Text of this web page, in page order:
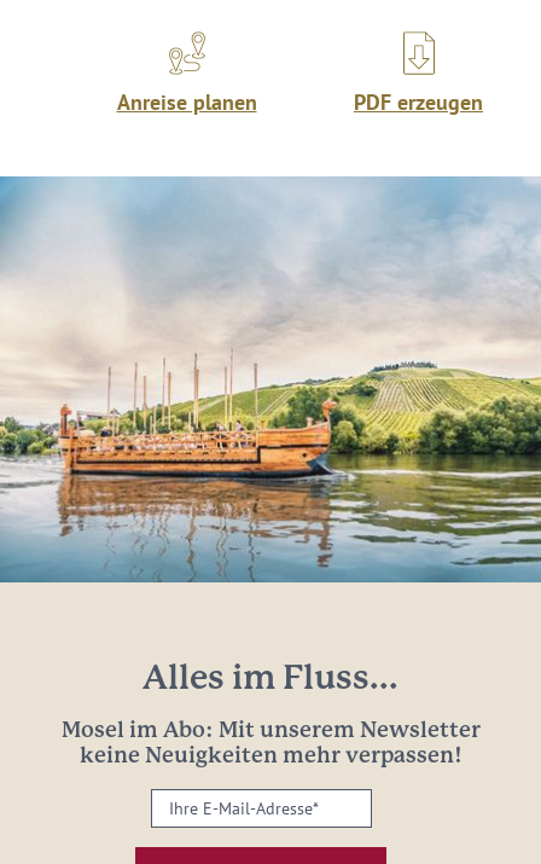
Anreise planen PDF erzeugen
Alles im Fluss...
Mosel im Abo: Mit unserem Newsletter
keine Neuigkeiten mehr verpassen!
Ihre
E-
Mail-